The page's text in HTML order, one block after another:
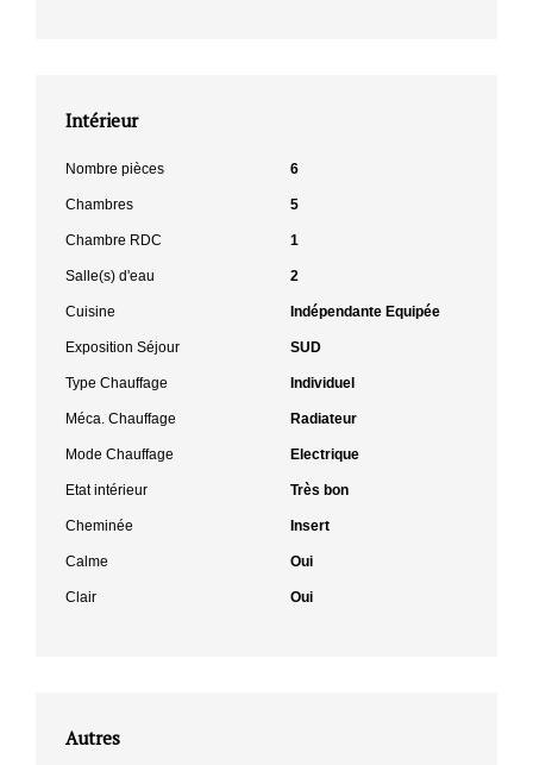
Intérieur
Nombre pièces 6
Chambres 5
Chambre RDC 1
Salle(s) d'eau 2
Cuisine Indépendante Equipée
Exposition Séjour SUD
Type Chauffage Individuel
Méca. Chauffage Radiateur
Mode Chauffage Electrique
Etat intérieur Très bon
Cheminée Insert
Calme Oui
Clair Oui
Autres